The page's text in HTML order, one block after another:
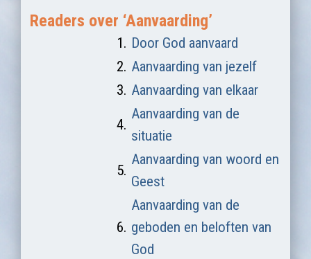
Readers over ‘Aanvaarding’
1. Door God aanvaard
2. Aanvaarding van jezelf
3. Aanvaarding van elkaar
4.
Aanvaarding van de
situatie
5.
Aanvaarding van woord en
Geest
6.
Aanvaarding van de
geboden en beloften van
God